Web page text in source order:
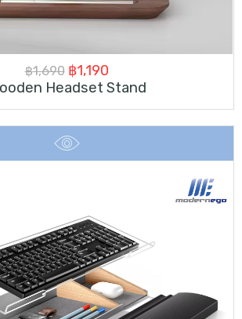
฿1,690 Original
price
฿1,690.
฿1,190Current
price
Headset Stand